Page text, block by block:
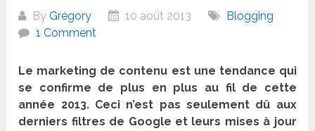
ByGrégory 10 août 2013
Blogging
1 Comment
Le marketing de contenu est une tendance qui
se confirme de plus en plus au fil de cette
année 2013. Ceci n’est pas seulement dû aux
derniers filtres de Google et leurs mises à jour